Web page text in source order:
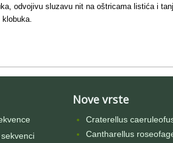
odvojivu sluzavu nit na oštricama listića i
Nove vrste
Craterellus
Cantharellus